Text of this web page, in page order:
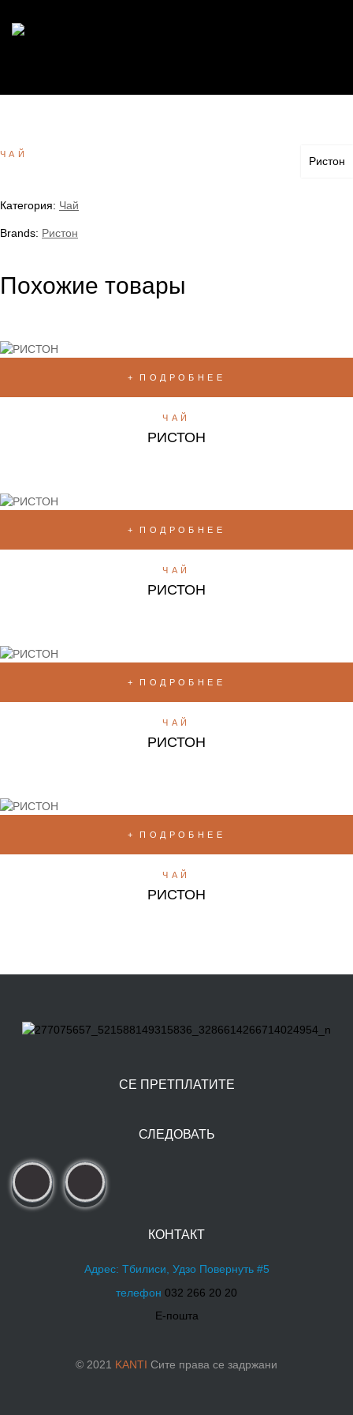
Ристон
ЧАЙ
Категория: Чай
Brands: Ристон
Похожие товары
ПОДРОБНЕЕ
ЧАЙ
РИСТОН
ПОДРОБНЕЕ
ЧАЙ
РИСТОН
ПОДРОБНЕЕ
ЧАЙ
РИСТОН
ПОДРОБНЕЕ
ЧАЙ
РИСТОН
СЕ ПРЕТПЛАТИТЕ
СЛЕДОВАТЬ
КОНТАКТ
Адрес: Тбилиси, Удзо Повернуть #5
телефон 032 266 20 20
Е-пошта
© 2021 KANTI Сите права се задржани